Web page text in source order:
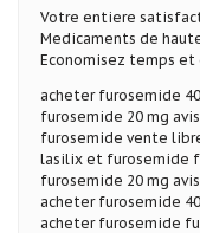
Votre entiere
Medicaments de
Economisez temps et
acheter furosemide
furosemide 20 mg
furosemide vente
lasilix et furosemide
furosemide 20 mg
acheter furosemide
acheter furosemide